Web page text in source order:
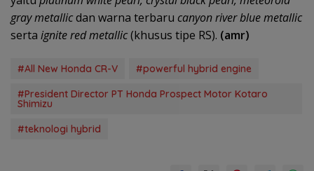
gray metallicdan warna terbaru canyon river blue metallic
serta ignite red metallic(khusus tipe RS). (amr)
#All New Honda CR-V
#powerful hybrid engine
#President Director PT Honda Prospect Motor Kotaro
Shimizu
#teknologi hybrid